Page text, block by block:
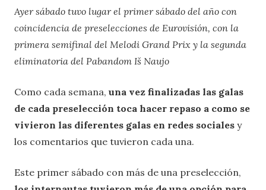
Ayer sábado tuvo lugar el primer sábado del año con
coincidencia de preselecciones de Eurovisión, con la
primera semifinal del Melodi Grand Prix y la segunda
eliminatoria del Pabandom Iš Naujo
Como cada semana, una vez finalizadas las galas
de cada preselección toca hacer repaso a como se
vivieron las diferentes galas en redes sociales y
los comentarios que tuvieron cada una.
Este primer sábado con más de una preselección,